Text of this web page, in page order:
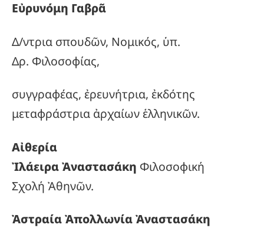
Εὐρυνόμη Γαβρᾶ
Δ/ντρια σπουδῶν, Νομικός, ὑπ.
Δρ. Φιλοσοφίας,
συγγραφέας, ἐρευνήτρια, ἐκδότης
μεταφράστρια ἀρχαίων ἑλληνικῶν.
Αἰθερία
Ἰλάειρα Ἀναστασάκη Φιλοσοφική
Σχολή Ἀθηνῶν.
Ἀστραία Ἀπολλωνία Ἀναστασάκη